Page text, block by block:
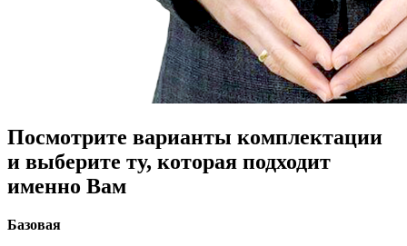
Посмотрите варианты комплектации
и выберите ту, которая подходит
именно Вам
Базовая